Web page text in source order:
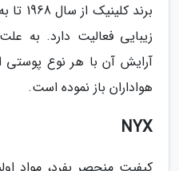
برند
زیبایی فعالیت دارد. به
آرایش آن با هر نوع
هواداران باز نموده است.
NYX